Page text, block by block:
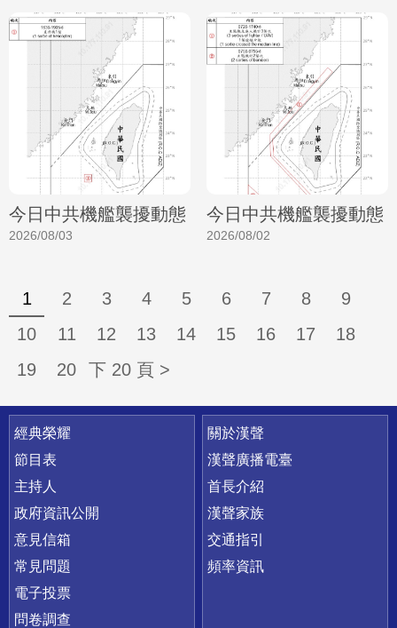
今日中共機艦襲擾動態
2026/08/03
今日中共機艦襲擾動態
2026/08/02
1 2 3 4 5 6 7 8
9
10
11 12 13 14 15 16 17
18
19
20 下 20 頁 >
快速連結
經典榮耀
節目表
主持人
政府資訊公開
意見信箱
常見問題
電子投票
問卷調查
關於漢聲
漢聲廣播電臺
首長介紹
漢聲家族
交通指引
頻率資訊